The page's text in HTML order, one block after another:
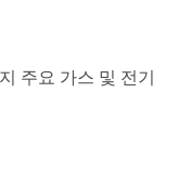
주요 가스 및 전기